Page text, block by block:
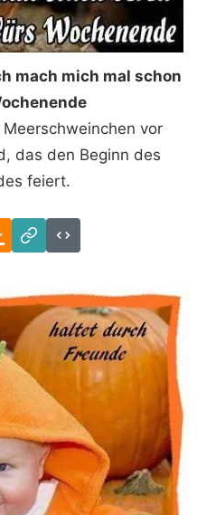
mach mich mal schon
vor
das den Beginn des
feiert.
Download
Link
Code